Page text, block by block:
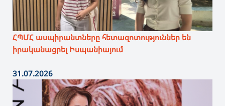
ՀՊՄՀ ասպիրանտները հետազոտություններ են
իրականացրել Իսպանիայում
31.07.2026